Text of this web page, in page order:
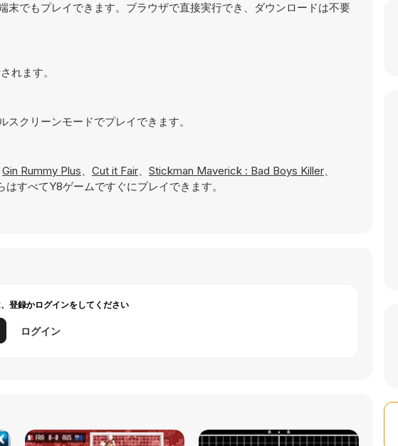
でもプレイできます。ブラウザで直接実行でき、ダウンロードは不要
れます。
クリーンモードでプレイできます。
Gin Rummy Plus、 Cut it Fair、 Stickman Maverick : Bad Boys Killer、
すべてY8ゲームですぐにプレイできます。
登録かログインをしてください
ログイン